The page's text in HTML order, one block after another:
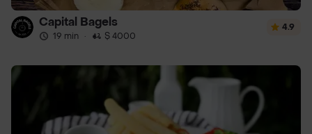
Capital Bagels
19 min · $ 4000
4.9